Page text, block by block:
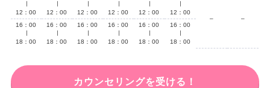
12：00
12：00
12：00
12：00
12：00
12：00
–
–
16：00
18：00
16：00
18：00
16：00
18：00
16：00
18：00
16：00
18：00
16：00
18：00
カウンセリングを受ける！